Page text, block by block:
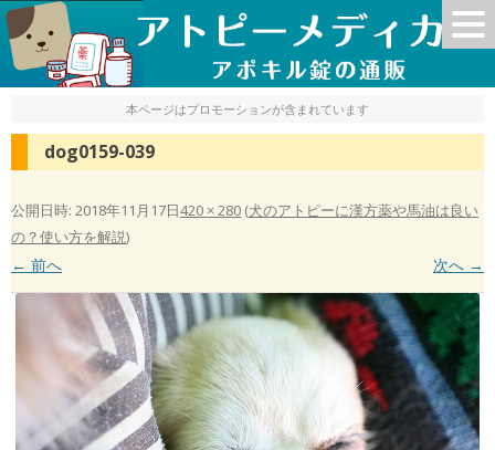
本ページはプロモーションが含まれています
dog0159-039
公開日時: 2018年11月17日420 × 280 (犬のアトピーに漢方薬や馬油は良い
の？使い方を解説)
← 前へ 次へ →